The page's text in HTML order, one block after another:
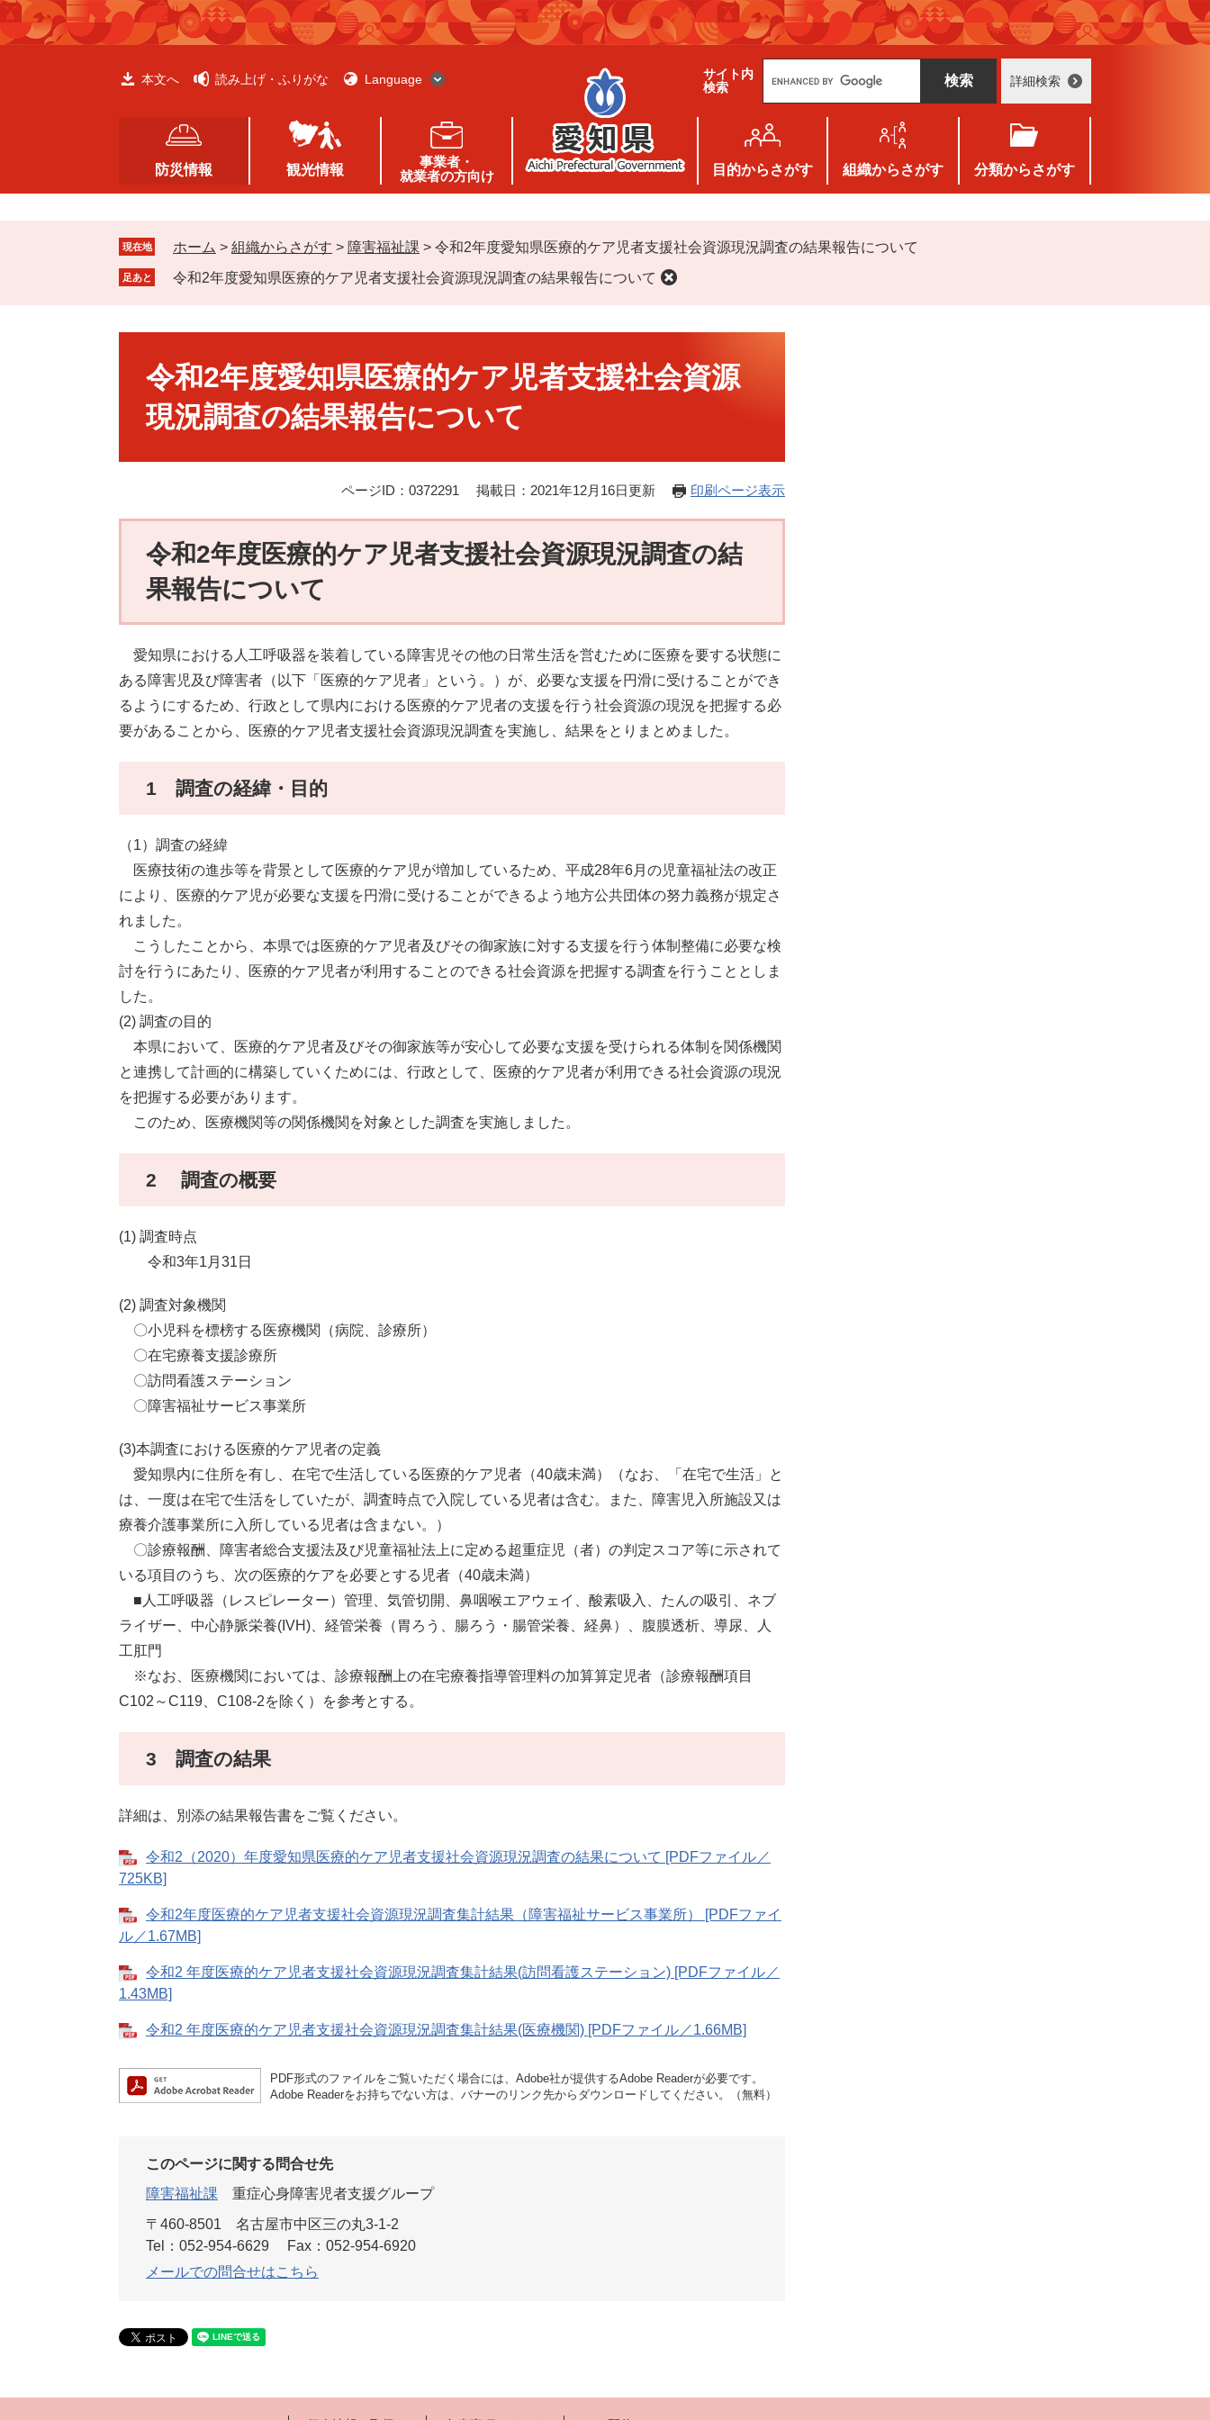
ペ
ー
メ
ニ
本文へ 読み上げ・ふりがな Language
サイト内
検索
g
e
カ
タ
ム
検
詳細検索
防災情報 観光情報
事業者・
就業者の方向け
目的からさがす 組織からさがす 分類からさがす
現在地 ホーム > 組織からさがす > 障害福祉課 > 令和2年度愛知県医療的ケア児者支援社会資源現況調査の結果報告について
足あと 令和2年度愛知県医療的ケア児者支援社会資源現況調査の結果報告について
令和2年度愛知県医療的ケア児者支援社会資源
現況調査の結果報告について
ページID：0372291 掲載日：2021年12月16日更新 印刷ページ表示
令和2年度医療的ケア児者支援社会資源現況調査の結
果報告について
愛知県における人工呼吸器を装着している障害児その他の日常生活を営むために医療を要する状態に
ある障害児及び障害者（以下「医療的ケア児者」という。）が、必要な支援を円滑に受けることができ
るようにするため、行政として県内における医療的ケア児者の支援を行う社会資源の現況を把握する必
要があることから、医療的ケア児者支援社会資源現況調査を実施し、結果をとりまとめました。
1 調査の経緯・目的
（1）調査の経緯
医療技術の進歩等を背景として医療的ケア児が増加しているため、平成28年6月の児童福祉法の改正
により、医療的ケア児が必要な支援を円滑に受けることができるよう地方公共団体の努力義務が規定さ
れました。
こうしたことから、本県では医療的ケア児者及びその御家族に対する支援を行う体制整備に必要な検
討を行うにあたり、医療的ケア児者が利用することのできる社会資源を把握する調査を行うこととしま
した。
(2) 調査の目的
本県において、医療的ケア児者及びその御家族等が安心して必要な支援を受けられる体制を関係機関
と連携して計画的に構築していくためには、行政として、医療的ケア児者が利用できる社会資源の現況
を把握する必要があります。
このため、医療機関等の関係機関を対象とした調査を実施しました。
2 調査の概要
(1) 調査時点
令和3年1月31日
(2) 調査対象機関
〇小児科を標榜する医療機関（病院、診療所）
〇在宅療養支援診療所
〇訪問看護ステーション
〇障害福祉サービス事業所
(3)本調査における医療的ケア児者の定義
愛知県内に住所を有し、在宅で生活している医療的ケア児者（40歳未満）（なお、「在宅で生活」と
は、一度は在宅で生活をしていたが、調査時点で入院している児者は含む。また、障害児入所施設又は
療養介護事業所に入所している児者は含まない。）
〇診療報酬、障害者総合支援法及び児童福祉法上に定める超重症児（者）の判定スコア等に示されて
いる項目のうち、次の医療的ケアを必要とする児者（40歳未満）
■人工呼吸器（レスピレーター）管理、気管切開、鼻咽喉エアウェイ、酸素吸入、たんの吸引、ネブ
ライザー、中心静脈栄養(IVH)、経管栄養（胃ろう、腸ろう・腸管栄養、経鼻）、腹膜透析、導尿、人
工肛門
※なお、医療機関においては、診療報酬上の在宅療養指導管理料の加算算定児者（診療報酬項目
C102～C119、C108-2を除く）を参考とする。
3 調査の結果
詳細は、別添の結果報告書をご覧ください。
令和2（2020）年度愛知県医療的ケア児者支援社会資源現況調査の結果について [PDFファイル／
725KB]
令和2年度医療的ケア児者支援社会資源現況調査集計結果（障害福祉サービス事業所） [PDFファイ
ル／1.67MB]
令和2 年度医療的ケア児者⽀援社会資源現況調査集計結果(訪問看護ステーション) [PDFファイル／
1.43MB]
令和2 年度医療的ケア児者⽀援社会資源現況調査集計結果(医療機関) [PDFファイル／1.66MB]
PDF形式のファイルをご覧いただく場合には、Adobe社が提供するAdobe Readerが必要です。
Adobe Readerをお持ちでない方は、バナーのリンク先からダウンロードしてください。（無料）
このページに関する問合せ先
障害福祉課
重症心身障害児者支援グループ
〒460-8501
名古屋市中区三の丸3-1-2
Tel：052-954-6629
Fax：052-954-6920
メールでの問合せはこちら